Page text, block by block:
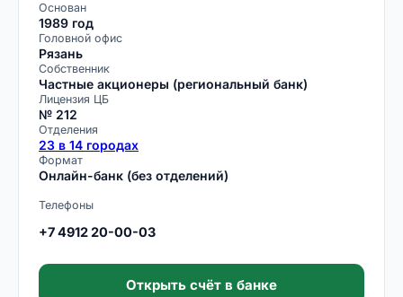
Основан
1989 год
Головной офис
Рязань
Собственник
Частные акционеры (региональный банк)
Лицензия ЦБ
№ 212
Отделения
23 в 14 городах
Формат
Онлайн-банк (без отделений)
Телефоны
+7 4912 20-00-03
Открыть счёт в банке